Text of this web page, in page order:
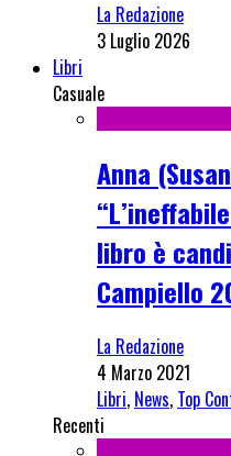
La Redazione
3 Luglio 2026
Libri
Casuale
Anna
libro è
Campiello
La Redazione
4 Marzo 2021
Libri, News, Top
Recenti